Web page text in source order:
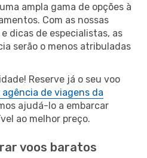
ampla gama de opções à
Com as nossas
dicas de especialistas, as
serão o menos atribuladas
Reserve já o seu voo
agência de viagens da
ajudá-lo a embarcar
ao melhor preço.
voos baratos